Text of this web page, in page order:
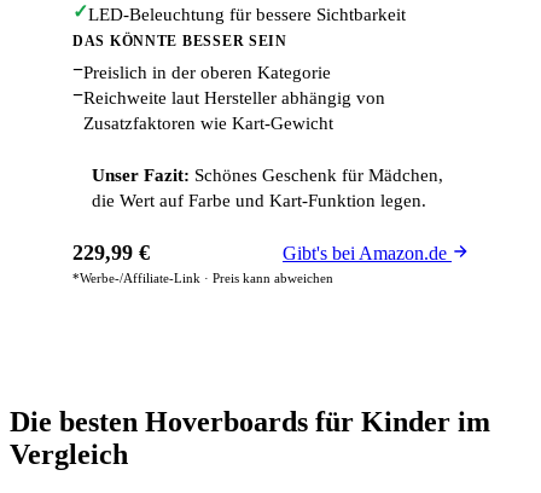
✓LED-Beleuchtung für bessere Sichtbarkeit
DAS KÖNNTE BESSER SEIN
−Preislich in der oberen Kategorie
−Reichweite laut Hersteller abhängig von
Zusatzfaktoren wie Kart-Gewicht
Unser Fazit: Schönes Geschenk für Mädchen,
die Wert auf Farbe und Kart-Funktion legen.
229,99 € Gibt's bei Amazon.de
*Werbe-/Affiliate-Link · Preis kann abweichen
Die besten Hoverboards für Kinder im
Vergleich